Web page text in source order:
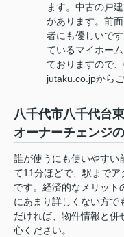
ます。中古の戸
があります。前
者にも優しいで
ているマイホー
ておりますので
jutaku.co.jpから
八千代市八千代
オーナーチェンジ
誰が使うにも使いやすい
て11分ほどで、駅まで
です。経済的なメリット
にあまり詳しくない方で
だければ、物件情報と併
心ください。